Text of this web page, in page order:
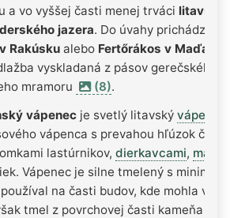
a vo vyššej časti menej trváci litavský
jazera. Do úvahy prichádza
Rakúsku alebo Fertőrákos v
vyskladaná z pásov gerečského
mramoru
(8).
vápenec je svetlý litavský vápenec
vápenca s prevahou hľúzok
lastúrnikov, dierkavcami,
Vápenec je silne tmelený s
na časti budov, kde mohla
tmel z povrchovej časti kameňa